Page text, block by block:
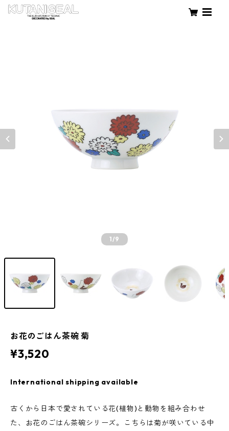
1/9
お花のごはん茶碗 菊
¥3,520
International shipping available
古くから日本で愛されている花(植物)と動物を組み合わせ
た、お花のごはん茶碗シリーズ。こちらは菊が咲いている中